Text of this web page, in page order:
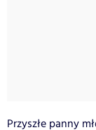
Przyszłe panny